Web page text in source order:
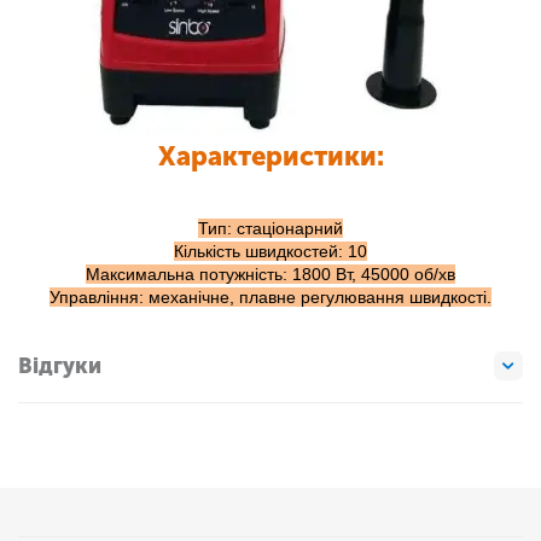
Характеристики:
Тип: стаціонарний
Кількість швидкостей: 10
Максимальна потужність: 1800 Вт, 45000 об/хв
Управління: механічне, плавне регулювання швидкості.
Відгуки